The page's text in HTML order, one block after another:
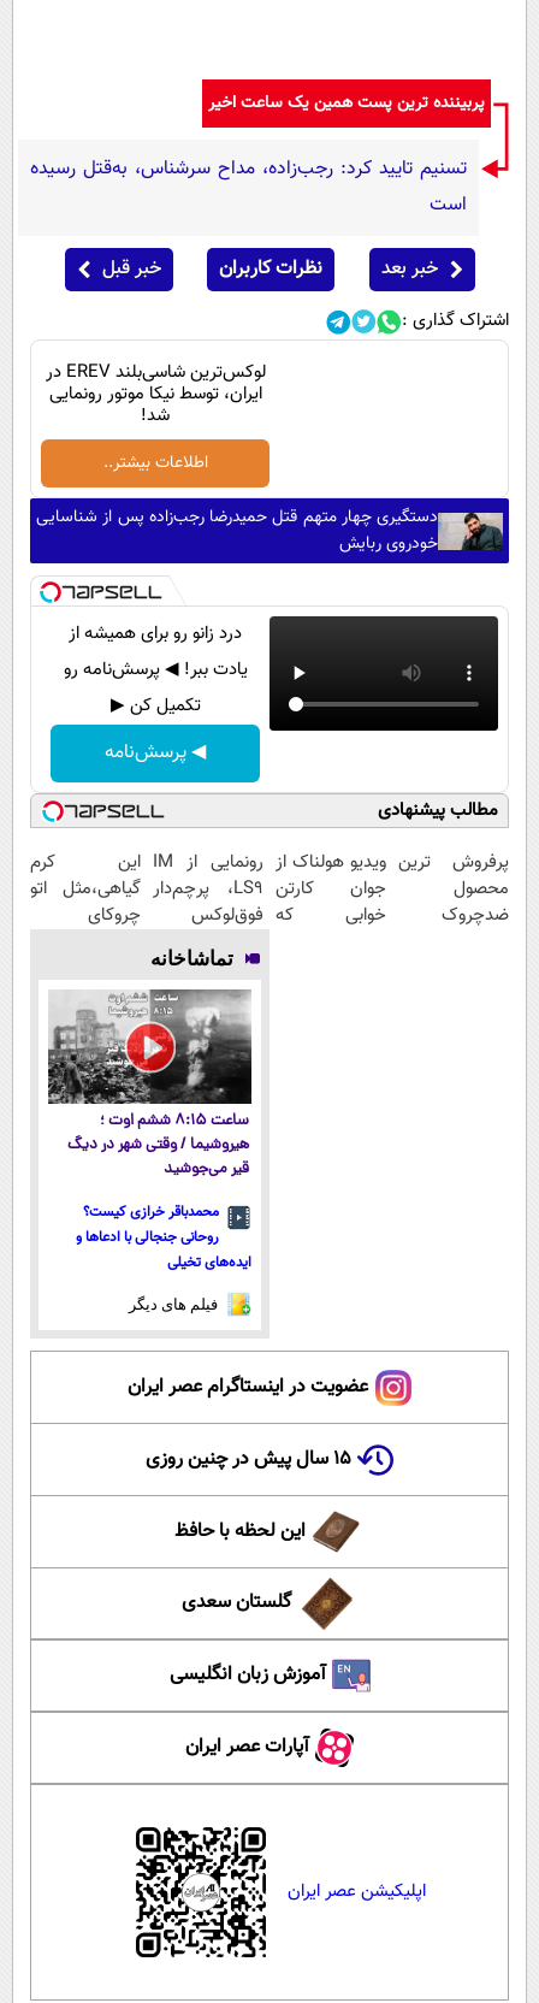
سلامت
فرهنگی
بین الملل
حیات وحش
پربیننده ترین پست همین یک ساعت اخیر
تسنیم تایید کرد: رجب‌زاده، مداح سرشناس، به‌قتل رسیده
است
خبر بعد نظرات کاربران خبر قبل
اشتراک گذاری :
لوکس‌ترین شاسی‌بلند EREV در
ایران، توسط نیکا موتور رونمایی
شد!
اطلاعات بیشتر..
دستگیری چهار متهم قتل حمیدرضا رجب‌زاده پس از شناسایی
خودروی ربایش
درد زانو رو برای همیشه از
یادت ببر! ◀ پرسش‌نامه رو
تکمیل کن ▶
◀ پرسش‌نامه
مطالب پیشنهادی
پرفروش ترین
محصول
ضدچروک
ویدیو هولناک از
جوان کارتن
خوابی که
رونمایی از IM
LS9، پرچم‌دار
فوق‌لوکس
EREV وارد بازار
ایران شد
این کرم
گیاهی،مثل اتو
چروکای
تماشاخانه
ساعت ۸:۱۵ ششم اوت ؛
هیروشیما / وقتی شهر در دیگ
قیر می‌جوشید
محمدباقر خرازی کیست؟
روحانی جنجالی با ادعاها و
ایده‌های تخیلی
فیلم های دیگر
عضویت در اینستاگرام عصر ایران
۱۵ سال پیش در چنین روزی
این لحظه با حافظ
گلستان سعدی
آموزش زبان انگلیسی
آپارات عصر ایران
اپلیکیشن عصر ایران